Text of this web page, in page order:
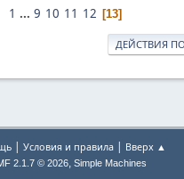
1 ... 9 10 11 12 13
ДЕЙСТВИЯ
| Условия и правила | Вверх ▲
2.1.7 © 2026, Simple Machines